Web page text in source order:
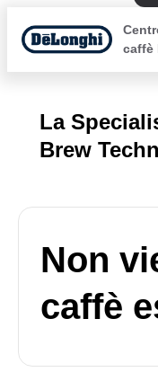
caffè
La
Brew
Non
caffè